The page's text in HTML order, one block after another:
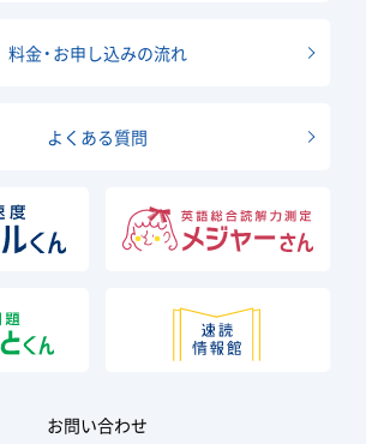
料金・お申し込みの流れ
よくある質問
お問い合わせ